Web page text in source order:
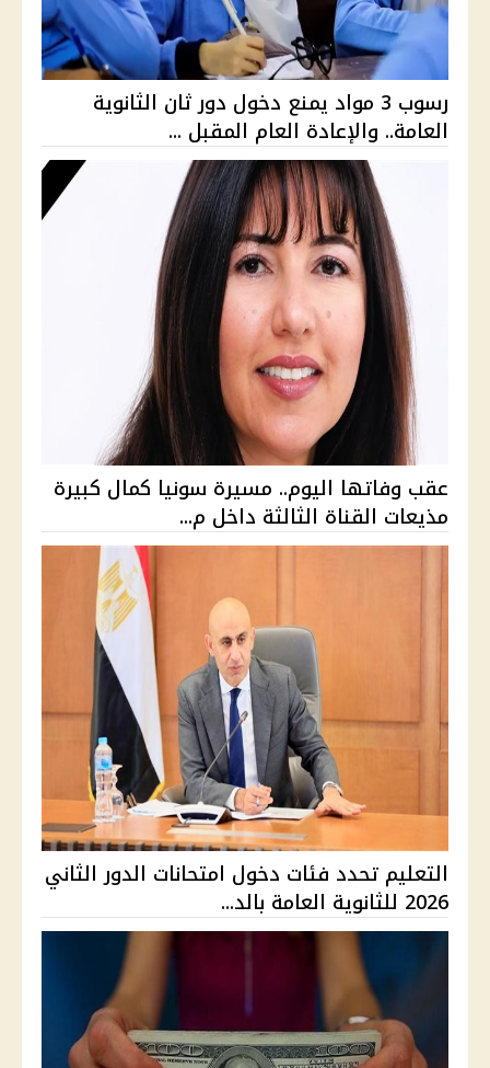
رسوب 3 مواد يمنع دخول دور ثان الثانوية
العامة.. والإعادة العام المقبل ...
عقب وفاتها اليوم.. مسيرة سونيا كمال كبيرة
مذيعات القناة الثالثة داخل م...
التعليم تحدد فئات دخول امتحانات الدور الثاني
2026 للثانوية العامة بالد...